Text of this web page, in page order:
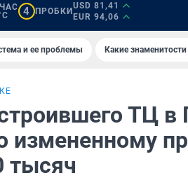
4 ПРОБКИ
USD 81,41
EUR 94,06
и ее проблемы Какие
ТЦ в
тысяч